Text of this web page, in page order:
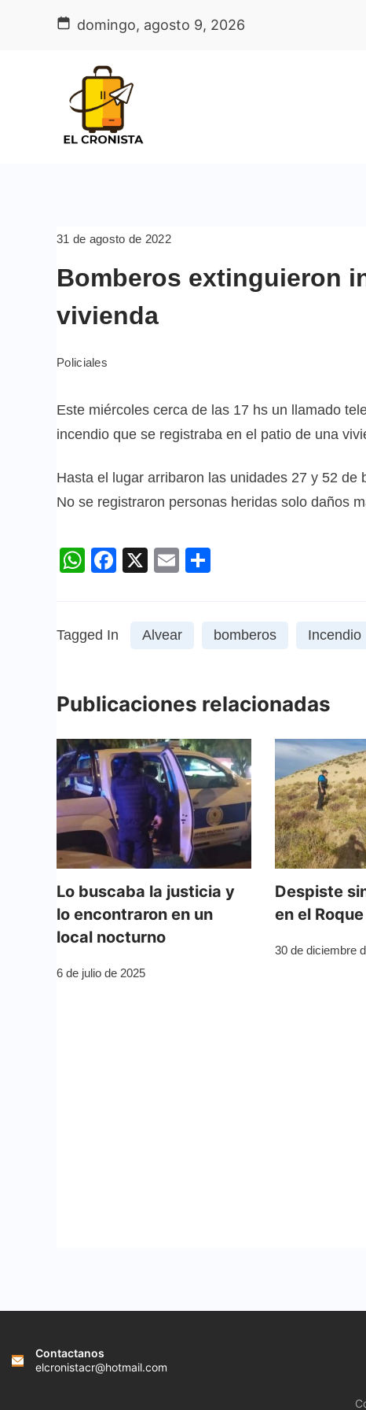
domingo, agosto 9, 2026
31 de agosto de 2022
Bomberos extinguieron
vivienda
Policiales
Este miércoles cerca de las 17 hs un llamado
incendio que se registraba en el patio de una
Hasta el lugar arribaron las unidades 27 y 52
No se registraron personas heridas solo daños
WhatsApp
Facebook
X Email
Tagged In Alvear bomberos Incendio
Publicaciones relacionadas
Lo buscaba la justicia y
lo encontraron en un
local nocturno
6 de julio de 2025
Despiste
en el
30 de diciembre
Contactanos
elcronistacr@hotmail.com